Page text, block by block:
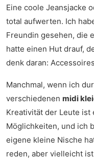
Eine coole Jeansjacke
total aufwerten. Ich
Freundin gesehen, die
hatte einen Hut drauf,
denk daran:
Manchmal, wenn ich
verschiedenen midi
Kreativität der Leute ist
Möglichkeiten, und ich
eigene kleine Nische
reden, aber vielleicht